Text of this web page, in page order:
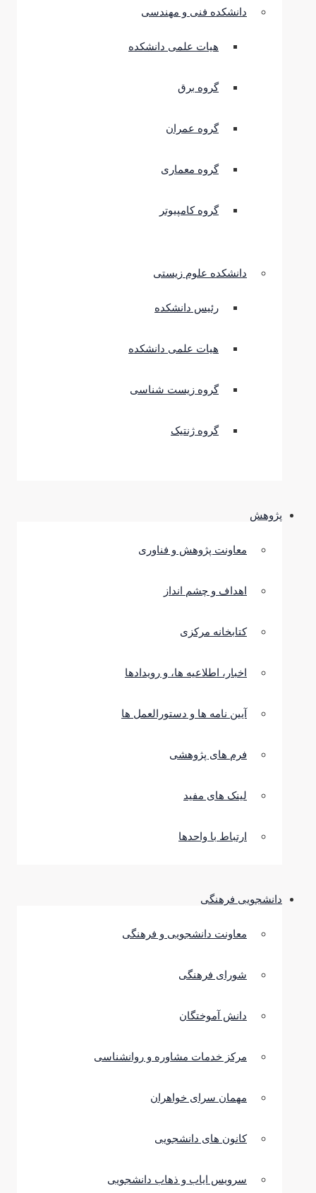
دانشکده فنی و مهندسی
هیات علمی دانشکده
گروه برق
گروه عمران
گروه معماری
گروه کامپیوتر
دانشکده علوم زیستی
رئیس دانشکده
هیات علمی دانشکده
گروه زیست شناسی
گروه ژنتیک
پژوهش
معاونت پژوهش و فناوری
اهداف و چشم انداز
کتابخانه مرکزی
اخبار، اطلاعیه ها، و رویدادها
آیین نامه ها و دستورالعمل ها
فرم های پژوهشی
لینک های مفید
ارتباط با واحدها
دانشجویی فرهنگی
معاونت دانشجویی و فرهنگی
شورای فرهنگی
دانش آموختگان
مرکز خدمات مشاوره و روانشناسی
مهمان سرای خواهران
کانون های دانشجویی
سرویس ایاب و ذهاب دانشجویی